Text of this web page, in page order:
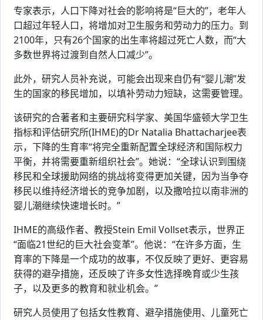
专家表示，人口下降对社会的影响将是“巨大的”，老年人
口超过年轻人口，将增加对卫生服务和劳动力的压力。到
2100年，只有26个国家的出生率将超过死亡人数，而“大
多数世界将过渡到自然人口减少”。
此外，研究人员补充说，可能会出现来自仍有“婴儿潮”发
生的国家的移民增加，以填补劳动力短缺，这需要管理。
该研究的合著者和主要研究科学家、美国华盛顿大学卫生
指标和评估研究所(IHME)的Dr Natalia Bhattacharjee表
示，下降的生育率“将完全重新配置全球经济和国际权力
平衡，并将需要重新组织社会”。她说：“全球认识到围绕
移民和全球援助网络的挑战将变得更加关键，因为当争夺
移民以维持经济增长的竞争加剧，以及撒哈拉以南非洲的
婴儿潮继续快速增长时。”
IHME的高级作者、教授Stein Emil Vollset表示，世界正
“面临21世纪的巨大社会变革”。他说：“在许多方面，生
育率的下降是一个成功的故事，不仅反映了更好、更容易
获得的避孕措施，还反映了许多女性选择晚育或少生孩
子，以及更多的教育和就业机会。”
研究人员使用了包括女性教育、避孕措施使用、儿童死亡